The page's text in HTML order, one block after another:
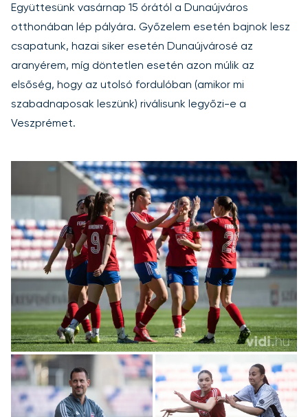
Együttesünk vasárnap 15 órától a Dunaújváros
otthonában lép pályára. Győzelem esetén bajnok lesz
csapatunk, hazai siker esetén Dunaújvárosé az
aranyérem, míg döntetlen esetén azon múlik az
elsőség, hogy az utolsó fordulóban (amikor mi
szabadnaposak leszünk) riválisunk legyőzi-e a
Veszprémet.